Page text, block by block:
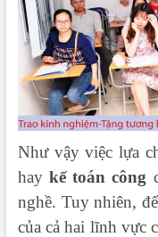
Như vậy việc lựa
hay kế toán công
nghề. Tuy nhiên,
của cả hai lĩnh vực